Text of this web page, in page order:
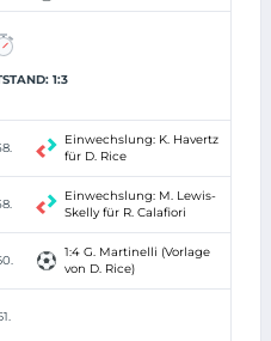
1:3
Einwechslung: K. Havertz
für D. Rice
Einwechslung: M. Lewis-
Skelly für R. Calafiori
1:4 G. Martinelli (Vorlage
von D. Rice)